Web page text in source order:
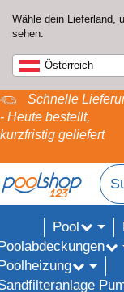
Wähle dein Lieferland,
sehen.
Österreich
Schnelle
- Heute bestellt,
kurzfristig geliefert
Pool